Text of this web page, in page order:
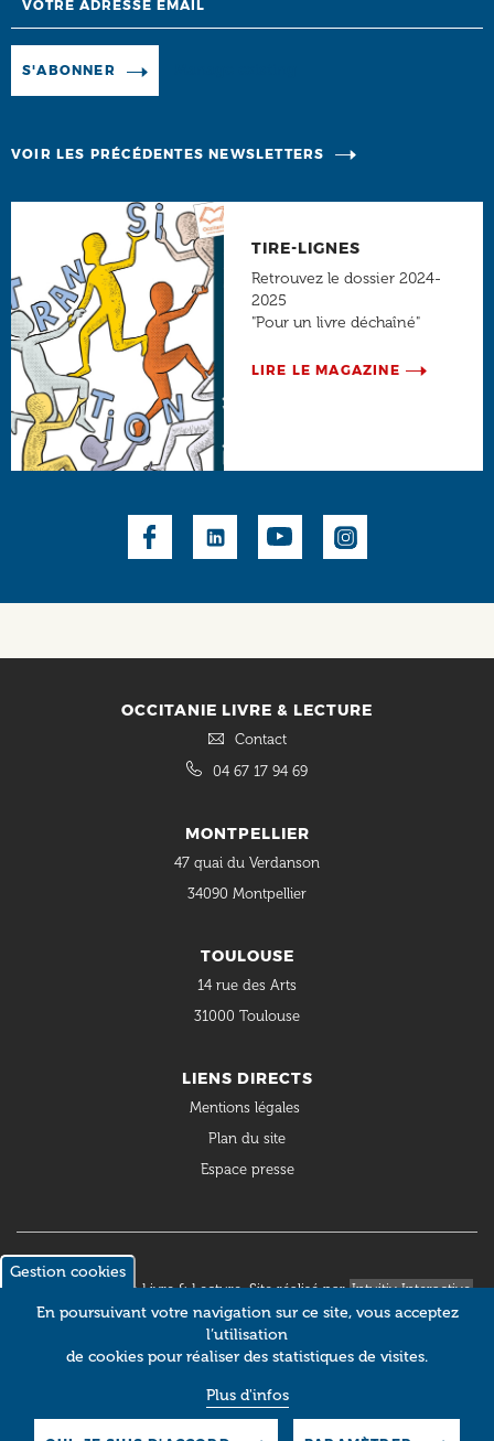
S'ABONNER
VOIR LES PRÉCÉDENTES NEWSLETTERS
TIRE-LIGNES
Retrouvez le dossier 2024-
2025
"Pour un livre déchaîné"
LIRE LE MAGAZINE
OCCITANIE LIVRE & LECTURE
Contact
04 67 17 94 69
MONTPELLIER
47 quai du Verdanson
34090 Montpellier
TOULOUSE
14 rue des Arts
31000 Toulouse
LIENS DIRECTS
Mentions légales
Plan du site
Espace presse
© 2018 Occitanie Livre & Lecture. Site réalisé parIntuitiv Interactive
Gestion cookies
En poursuivant votre navigation sur ce site, vous acceptez
l’utilisation
de cookies pour réaliser des statistiques de visites.
Plus d'infos